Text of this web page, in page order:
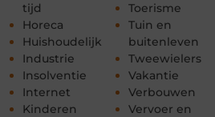
tijd
Horeca
Huishoudelijk
Industrie
Insolventie
Internet
Kinderen
Toerisme
Tuin en
buitenleven
Tweewielers
Vakantie
Verbouwen
Vervoer en